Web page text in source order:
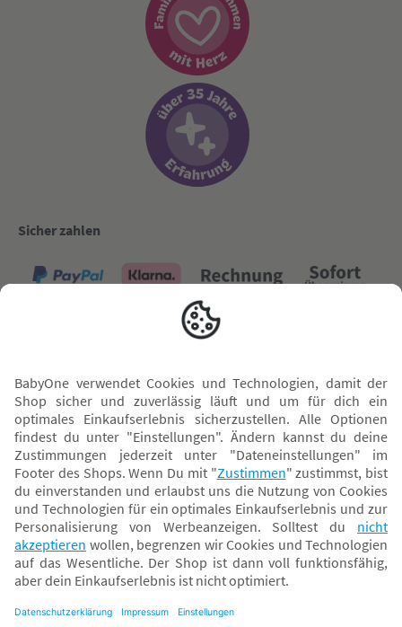
Sicher zahlen
Versand mit
* Alle Preise inkl. MwSt. und ggf. zzgl.Versandkosten. Der dargestellte Preis gilt -
abhängig von der von dir gewählten Option - im BabyOne-Onlineshop oder bei
Abholung in dem von dir gewählten BabyOne-Franchise-Betrieb. Der für den
Onlineshop geltende Preis stellt bei einem Verkauf durch unsere Franchise-
Nehmer eine unverbindliche Preisempfehlung dar. Der Verkaufspreis der
daher von dem Verkaufspreis im Onlineshop abweichen. Angaben zu